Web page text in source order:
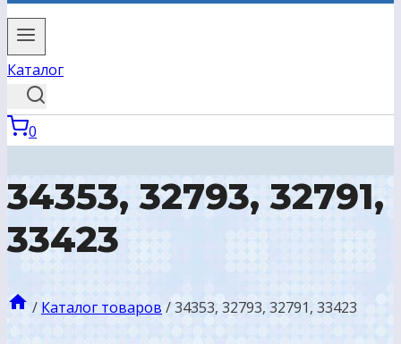
Каталог
0
34353, 32793, 32791,
33423
/ Каталог товаров /34353, 32793, 32791, 33423